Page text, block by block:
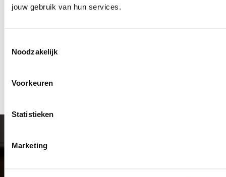
jouw gebruik van hun services.
Noodzakelijk
Voorkeuren
Statistieken
Marketing
Vragen over mijn zorg
regiohaaglanden2@tzorg.nl
Aangenaam
thuis.